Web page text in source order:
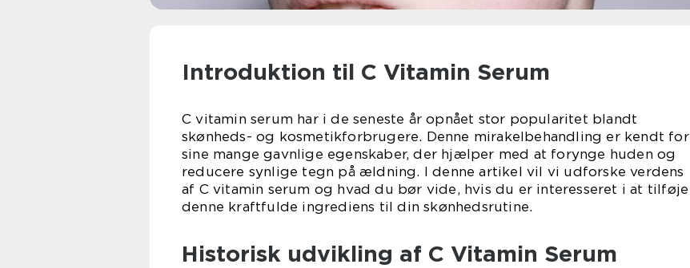
Introduktion til C Vitamin Serum
C vitamin serum har i de seneste år opnået stor popularitet blandt
skønheds- og kosmetikforbrugere. Denne mirakelbehandling er kendt for
sine mange gavnlige egenskaber, der hjælper med at forynge huden og
reducere synlige tegn på ældning. I denne artikel vil vi udforske verdens
af C vitamin serum og hvad du bør vide, hvis du er interesseret i at tilføje
denne kraftfulde ingrediens til din skønhedsrutine.
Historisk udvikling af C Vitamin Serum